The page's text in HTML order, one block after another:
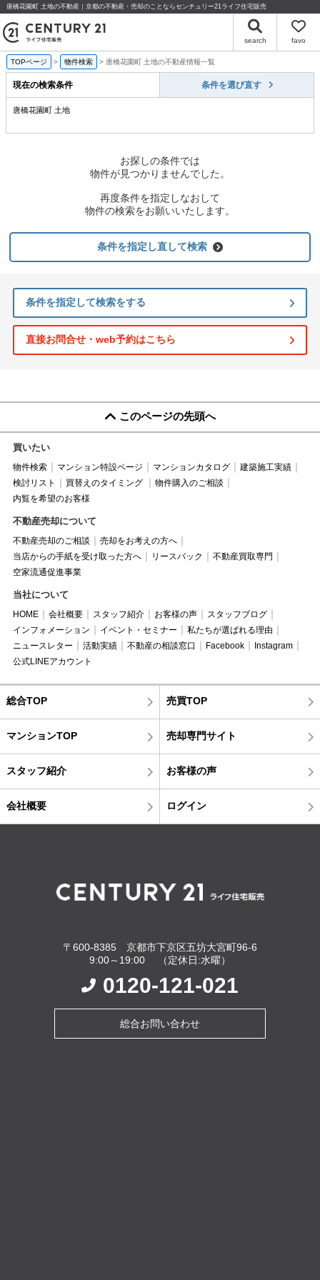
唐橋花園町 土地の不動産｜京都の不動産・売却のことならセンチュリー21ライフ住宅販売
search favo
TOPページ 物件検索 唐橋花園町 土地の不動産情報一覧
現在の検索条件 条件を選び直す
唐橋花園町 土地
お探しの条件では
物件が見つかりませんでした。
再度条件を指定しなおして
物件の検索をお願いいたします。
条件を指定し直して検索
条件を指定して検索をする
直接お問合せ・web予約はこちら
このページの先頭へ
買いたい
物件検索 マンション特設ページ マンションカタログ
建築施工実績
検討リスト
買替えのタイミング
物件購入のご相談
内覧を希望のお客様
不動産売却について
不動産売却のご相談
売却をお考えの方へ
当店からの手紙を受け取った方へ
リースバック
不動産買取専門
空家流通促進事業
当社について
HOME 会社概要 スタッフ紹介 お客様の声
スタッフブログ
インフォメーション
イベント・セミナー
私たちが選ばれる理由
ニュースレター
活動実績 不動産の相談窓口 Facebook
Instagram
公式LINEアカウント
総合TOP 売買TOP
マンションTOP 売却専門サイト
スタッフ紹介 お客様の声
会社概要 ログイン
〒600-8385 京都市下京区五坊大宮町96-6
9:00～19:00 （定休日:水曜）
0120-121-021
総合お問い合わせ